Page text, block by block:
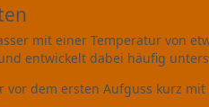
mit einer Temperatur von
entwickelt dabei häufig
vor dem ersten Aufguss kurz